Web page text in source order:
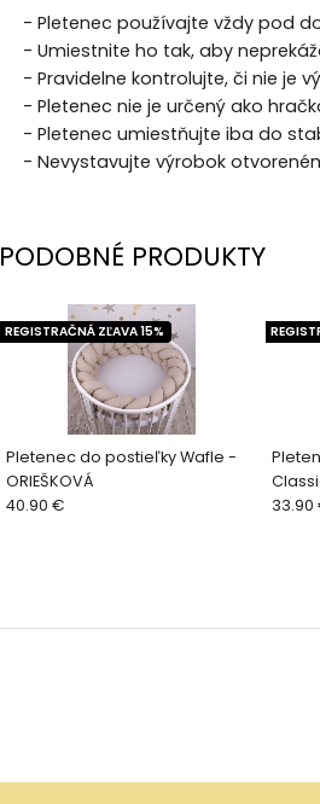
- Pletenec používajte vždy pod
- Umiestnite ho tak, aby
- Pravidelne kontrolujte, či nie je
- Pletenec nie je určený ako
- Pletenec umiestňujte iba do
- Nevystavujte výrobok
PODOBNÉ PRODUKTY
Pletenec do postieľky Wafle -
ORIEŠKOVÁ
REGISTRAČNÁ ZĽAVA 15%
40.90 € 33.90